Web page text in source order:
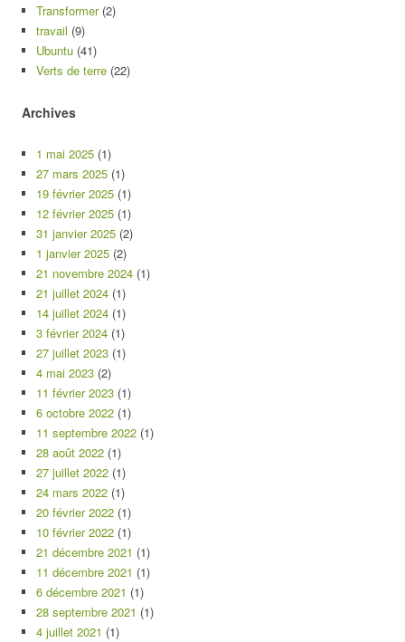
Transformer(2)
travail (9)
Ubuntu (41)
Verts de terre (22)
Archives
1 mai 2025 (1)
27 mars 2025 (1)
19 février 2025 (1)
12 février 2025 (1)
31 janvier 2025 (2)
1 janvier 2025 (2)
21 novembre 2024 (1)
21 juillet 2024 (1)
14 juillet 2024 (1)
3 février 2024 (1)
27 juillet 2023 (1)
4 mai 2023 (2)
11 février 2023 (1)
6 octobre 2022 (1)
11 septembre 2022 (1)
28 août 2022 (1)
27 juillet 2022 (1)
24 mars 2022 (1)
20 février 2022 (1)
10 février 2022 (1)
21 décembre 2021 (1)
11 décembre 2021 (1)
6 décembre 2021 (1)
28 septembre 2021 (1)
4 juillet 2021 (1)